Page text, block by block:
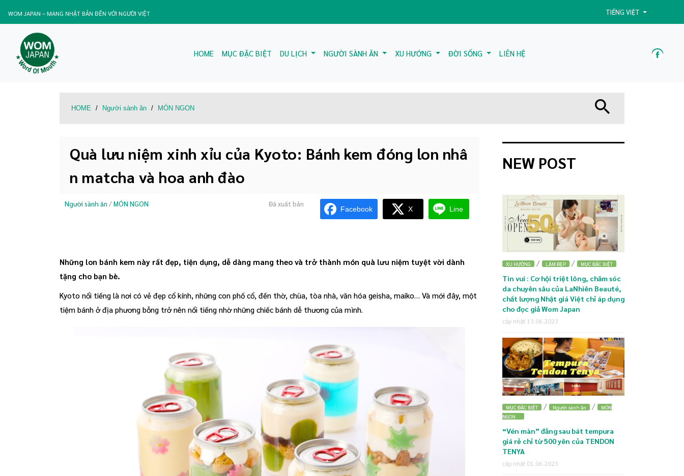
WOM JAPAN – MANG NHẬT BẢN ĐẾN VỚI NGƯỜI VIỆT TIẾNG VIỆT
HOME MỤC ĐẶC BIỆT DU LỊCH NGƯỜI SÀNH ĂN XU HƯỚNG ĐỜI SỐNG LIÊN HỆ
HOME / Người sành ăn / MÓN NGON
Quà lưu niệm xinh xỉu của Kyoto: Bánh kem đóng lon nhâ
n matcha và hoa anh đào
Người sành ăn /MÓN NGON Đã xuất bản
Facebook X Line
Những lon bánh kem này rất đẹp, tiện dụng, dễ dàng mang theo và trở thành món quà lưu niệm tuyệt vời dành
tặng cho bạn bè.
Kyoto nổi tiếng là nơi có vẻ đẹp cổ kính, những con phố cổ, đền thờ, chùa, tòa nhà, văn hóa geisha, maiko… Và mới đây, một
tiệm bánh ở địa phương bỗng trở nên nổi tiếng nhờ những chiếc bánh dễ thương của mình.
NEW POST
XU HƯỚNG / LÀM ĐẸP / MỤC ĐẶC BIỆT
Tin vui : Cơ hội triệt lông, chăm sóc
da chuyên sâu của LaNhiên Beauté,
chất lượng Nhật giá Việt chỉ áp dụng
cho đọc giả Wom Japan
cập nhật 13.06.2023
MỤC ĐẶC BIỆT / Người sành ăn /
MÓN
NGON
“Vén màn” đằng sau bát tempura
giá rẻ chỉ từ 500 yên của TENDON
TENYA
cập nhật 01.06.2023